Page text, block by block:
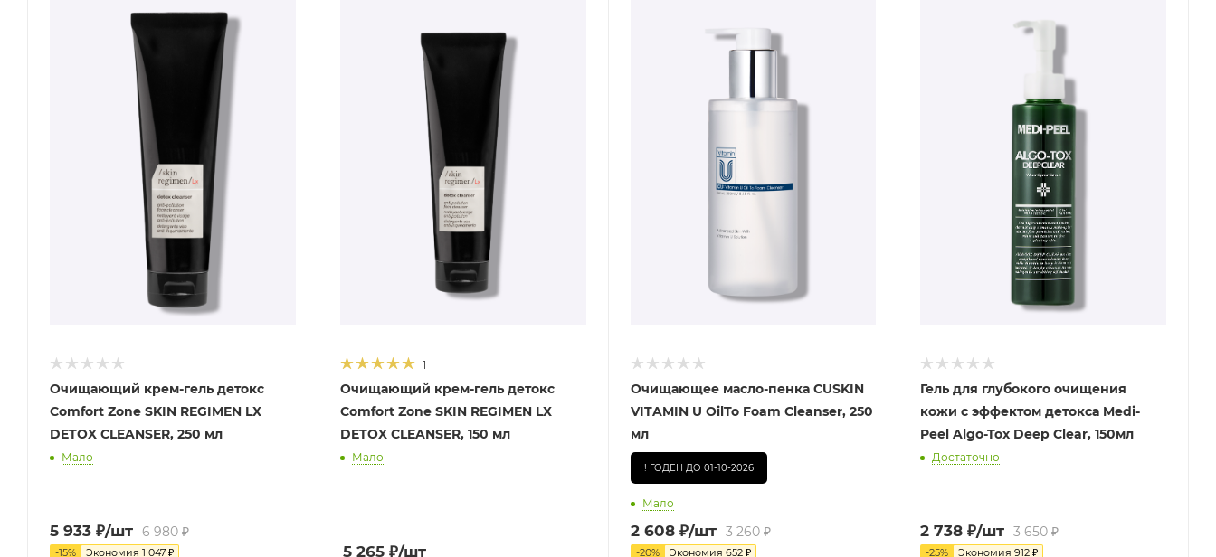
Очищающий крем-гель детокс
Comfort Zone SKIN REGIMEN LX
DETOX CLEANSER, 250 мл
Мало
5 933 ₽/шт 6 980 ₽
-15% Экономия 1 047 ₽
1
Очищающий крем-гель детокс
Comfort Zone SKIN REGIMEN LX
DETOX CLEANSER, 150 мл
Мало
5 265₽/шт
Очищающее масло-пенка CUSKIN
VITAMIN U OilTo Foam Cleanser, 250
мл
! ГОДЕН ДО 01-10-2026
Мало
2 608₽/шт 3 260₽
-20% Экономия 652₽
Гель для глубокого очищения
кожи с эффектом детокса Medi-
Peel Algo-Tox Deep Clear, 150мл
Достаточно
2 738 ₽/шт 3 650 ₽
-25% Экономия912 ₽